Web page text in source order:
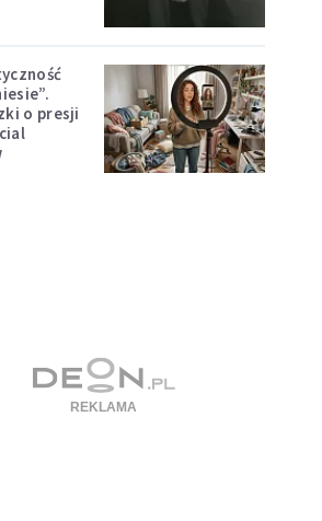
o presji